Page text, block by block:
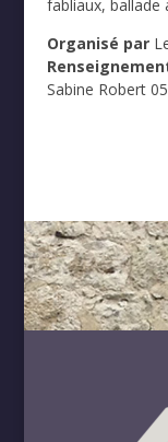
fabliaux, ballade
Organisé par
Sabine Robert